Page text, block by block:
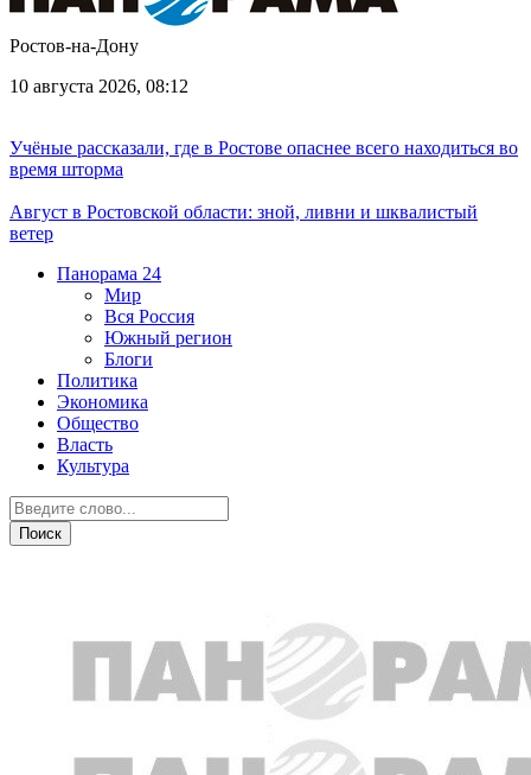
Ростов-на-Дону
10 августа 2026, 08:12
Учёные рассказали, где в Ростове опаснее всего находиться во
время шторма
Август в Ростовской области: зной, ливни и шквалистый
ветер
Панорама 24
Мир
Вся Россия
Южный регион
Блоги
Политика
Экономика
Общество
Власть
Культура